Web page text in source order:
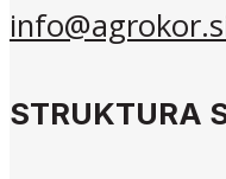
STRUKTURA